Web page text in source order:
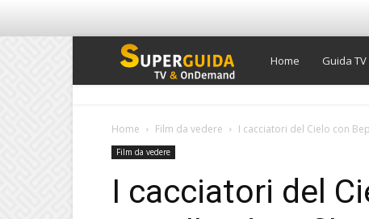
Super
Home Guida TV
Home Film da vedere I cacciatori del Cielo con
Film da vedere
I cacciatori del